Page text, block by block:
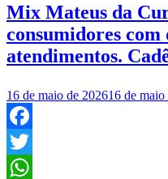
Mix Mateus da
consumidores com
atendimentos.
16 de maio de 202616 de
Facebook
Twitter